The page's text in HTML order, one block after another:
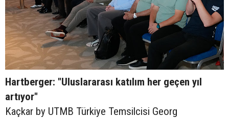
Hartberger: "Uluslararası katılım her geçen yıl
artıyor"
Kaçkar by UTMB Türkiye Temsilcisi Georg